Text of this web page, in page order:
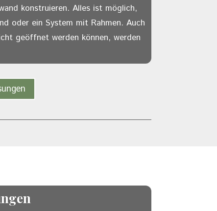
konstruieren. Alles ist möglich,
oder ein System mit Rahmen. Auch
geöffnet werden können, werden